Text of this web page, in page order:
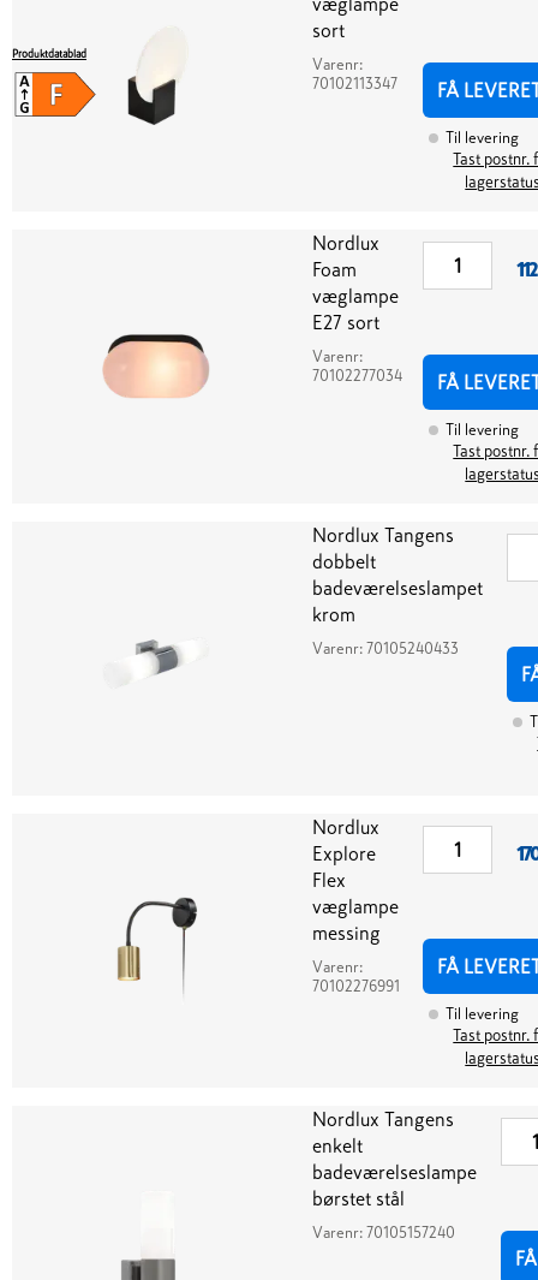
sort
Varenr:
70102113347
Produktdatablad
FÅ
Til levering
Tast postnr.
Nordlux
Foam
væglampe
E27 sort
Varenr:
70102277034
FÅ
Til levering
Tast postnr.
Nordlux Tangens
dobbelt
badeværelseslampet
krom
Varenr: 70105240433
Nordlux
Explore
Flex
væglampe
messing
Varenr:
70102276991
FÅ
Til levering
Tast postnr.
Nordlux Tangens
enkelt
badeværelseslampe
børstet stål
Varenr: 70105157240